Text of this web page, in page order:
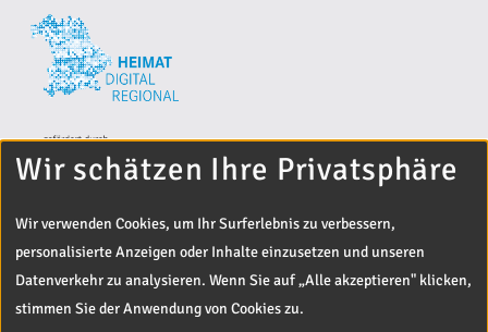
Wir schätzen Ihre Privatsphäre
Wir verwenden Cookies, um Ihr Surferlebnis zu verbessern,
personalisierte Anzeigen oder Inhalte einzusetzen und unseren
Datenverkehr zu analysieren. Wenn Sie auf „Alle akzeptieren" klicken,
stimmen Sie der Anwendung von Cookies zu.